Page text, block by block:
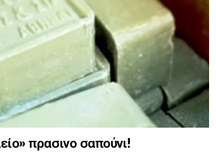
πρασινο σαπούνι!